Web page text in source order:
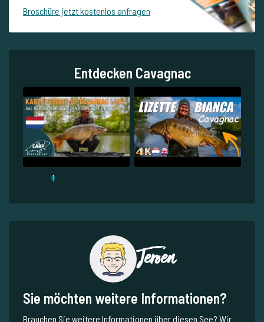
Broschüre jetzt kostenlos anfragen
Entdecken Cavagnac
1
Jeroen
Sie möchten weitere Informationen?
Brauchen Sie weitere Informationen über diesen See? Wir